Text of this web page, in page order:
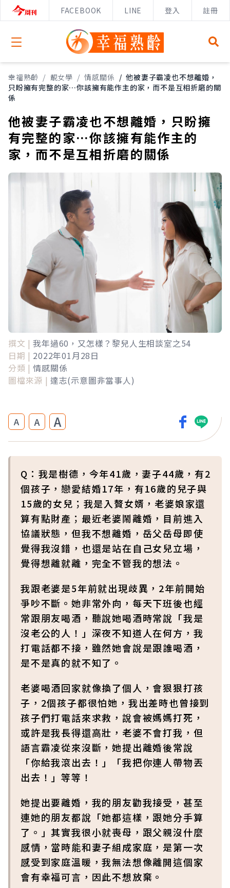
FACEBOOK LINE 登入 註冊
Open menu
幸福熟齡 / 靚女學 / 情感關係 / 他被妻子霸凌也不想離婚，
只盼擁有完整的家…你該擁有能作主的家，而不是互相折磨的關
係
他被妻子霸凌也不想離婚，只盼擁
有完整的家…你該擁有能作主的
家，而不是互相折磨的關係
撰文 | 我年過60，又怎樣？黎兒人生相談室之54
日期 | 2022年01月28日
分類 | 情感關係
圖檔來源 | 達志(示意圖非當事人)
A A A
Q：我是樹德，今年41歲，妻子44歲，有2
個孩子，戀愛結婚17年，有16歲的兒子與
15歲的女兒；我是入贅女婿，老婆娘家還
算有點財產；最近老婆鬧離婚，目前進入
協議狀態，但我不想離婚，岳父岳母即使
覺得我沒錯，也還是站在自己女兒立場，
覺得想離就離，完全不管我的想法。
我跟老婆是5年前就出現歧異，2年前開始
爭吵不斷。她非常外向，每天下班後也經
常跟朋友喝酒，聽說她喝酒時常說「我是
沒老公的人！」深夜不知道人在何方，我
打電話都不接，雖然她會說是跟誰喝酒，
是不是真的就不知了。
老婆喝酒回家就像換了個人，會狠狠打孩
子，2個孩子都很怕她，我出差時也曾接到
孩子們打電話來求救，說會被媽媽打死，
或許是我長得還高壯，老婆不會打我，但
語言霸凌從來沒斷，她提出離婚後常說
「你給我滾出去！」「我把你連人帶物丟
出去！」等等！
她提出要離婚，我的朋友勸我接受，甚至
連她的朋友都說「她都這樣，跟她分手算
了。」其實我很小就喪母，跟父親沒什麼
感情，當時能和妻子組成家庭，是第一次
感受到家庭溫暖，我無法想像離開這個家
會有幸福可言，因此不想放棄。